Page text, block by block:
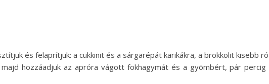
és felaprítjuk: a cukkinit és a sárgarépát karikákra, a brokkolit kisebb
hozzáadjuk az apróra vágott fokhagymát és a gyömbért, pár